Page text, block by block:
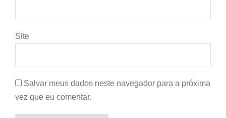
Site
Salvar meus dados neste navegador para a próxima
vez que eu comentar.